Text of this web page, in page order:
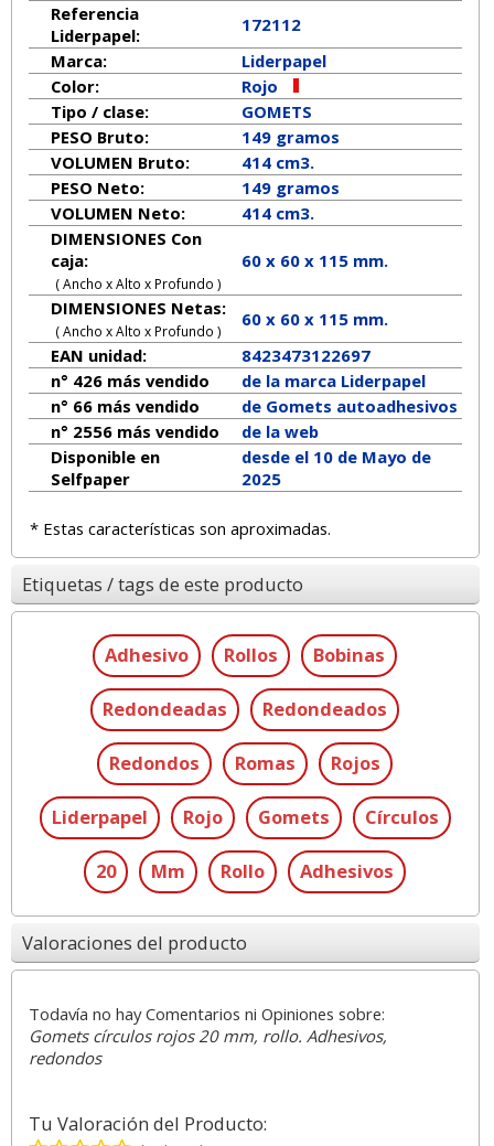
Referencia
Liderpapel:
172112
Marca:
Liderpapel
Color:
Rojo
Tipo / clase:
GOMETS
PESO Bruto:
149 gramos
VOLUMEN Bruto:
414 cm3.
PESO Neto:
149gramos
VOLUMEN Neto:
414 cm3.
DIMENSIONES Con
caja:
( Ancho x Alto x Profundo )
60 x 60 x 115 mm.
DIMENSIONES Netas:
( Ancho x Alto x Profundo )
60x 60x 115mm.
EAN unidad:
8423473122697
n° 426 más vendido
de la marca Liderpapel
n° 66 más vendido
de Gomets autoadhesivos
n° 2556 más vendido
de la web
Disponible en
Selfpaper
desde el 10 de Mayo de
2025
* Estas características son aproximadas.
Etiquetas / tags de este producto
Adhesivo Rollos Bobinas
Redondeadas Redondeados
Redondos Romas Rojos
Liderpapel Rojo Gomets Círculos
20 Mm Rollo Adhesivos
Valoraciones del producto
Todavía no hay Comentarios ni Opiniones sobre:
Gomets círculos rojos 20 mm, rollo. Adhesivos,
redondos
Tu Valoración del Producto: